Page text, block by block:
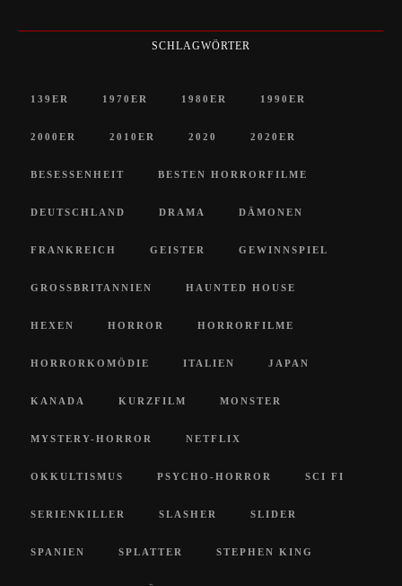
SCHLAGWÖRTER
139ER 1970ER 1980ER 1990ER
2000ER 2010ER 2020 2020ER
BESESSENHEIT BESTEN HORRORFILME
DEUTSCHLAND DRAMA DÄMONEN
FRANKREICH GEISTER GEWINNSPIEL
GROSSBRITANNIEN HAUNTED HOUSE
HEXEN HORROR HORRORFILME
HORRORKOMÖDIE ITALIEN JAPAN
KANADA KURZFILM MONSTER
MYSTERY-HORROR NETFLIX
OKKULTISMUS PSYCHO-HORROR SCI FI
SERIENKILLER SLASHER SLIDER
SPANIEN SPLATTER STEPHEN KING